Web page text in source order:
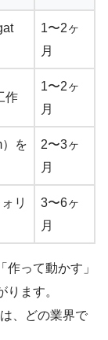
1〜2ヶ
月
作
1〜2ヶ
月
を
2〜3ヶ
月
リ
3〜6ヶ
月
って動かす」
ます。
、どの業界で